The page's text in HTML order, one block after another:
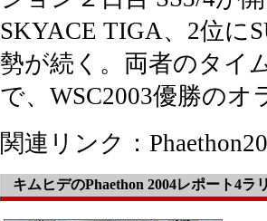
SKYACE TIGA、2位に
勢が続く。両者のタイ
で、WSC2003優勝の
関連リンク：
キムヒデのPhaethon 2004レポート4ラ